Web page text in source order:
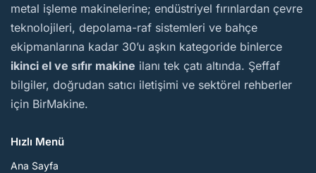
metal işleme makinelerine; endüstriyel fırınlardan çevre
teknolojileri, depolama-raf sistemleri ve bahçe
ekipmanlarına kadar 30’u aşkın kategoride binlerce
ikinci el ve sıfır makine ilanı tek çatı altında. Şeffaf
bilgiler, doğrudan satıcı iletişimi ve sektörel rehberler
için BirMakine.
Hızlı Menü
Ana Sayfa